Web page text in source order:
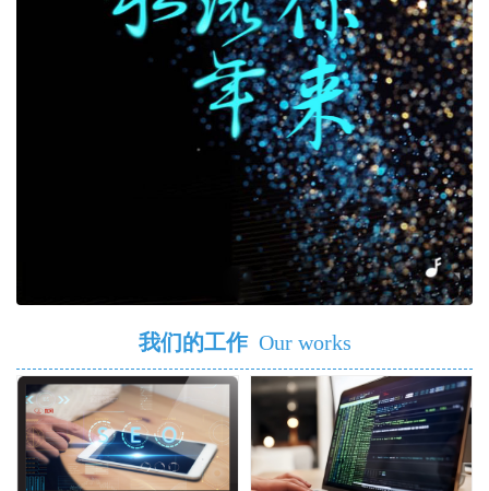
我们的工作 Our works